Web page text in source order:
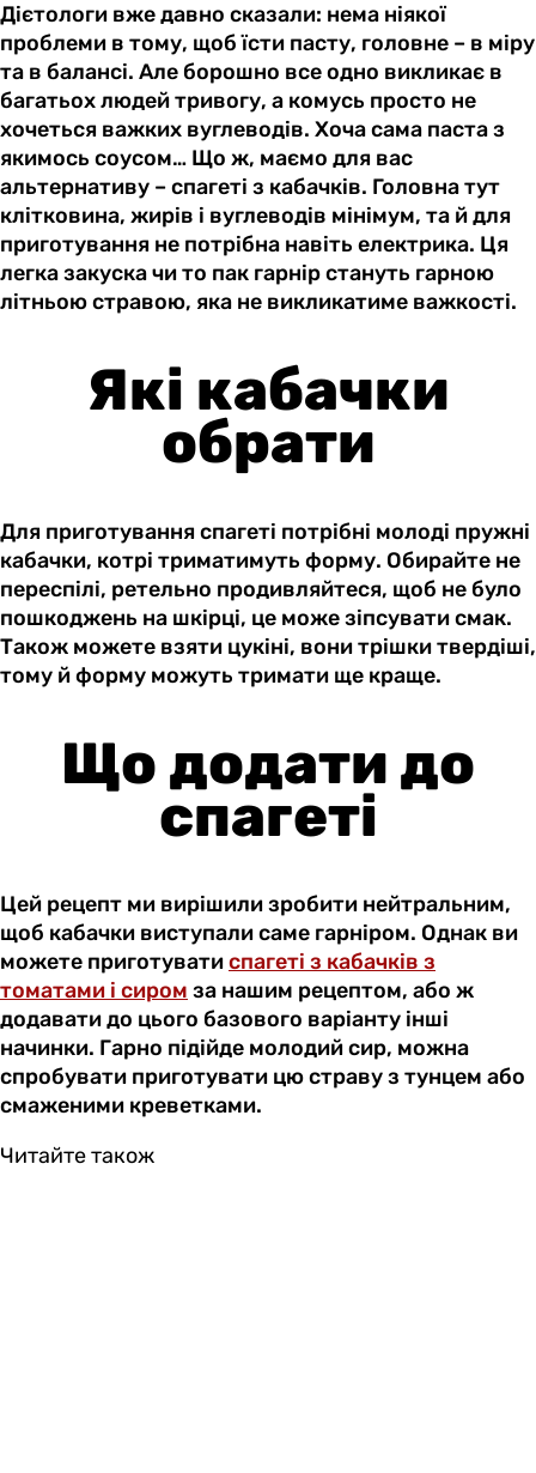
Дієтологи вже давно сказали: нема ніякої
проблеми в тому, щоб їсти пасту, головне – в міру
та в балансі. Але борошно все одно викликає в
багатьох людей тривогу, а комусь просто не
хочеться важких вуглеводів. Хоча сама паста з
якимось соусом… Що ж, маємо для вас
альтернативу – спагеті з кабачків. Головна тут
клітковина, жирів і вуглеводів мінімум, та й для
приготування не потрібна навіть електрика. Ця
легка закуска чи то пак гарнір стануть гарною
літньою стравою, яка не викликатиме важкості.
Які кабачки
обрати
Для приготування спагеті потрібні молоді пружні
кабачки, котрі триматимуть форму. Обирайте не
переспілі, ретельно продивляйтеся, щоб не було
пошкоджень на шкірці, це може зіпсувати смак.
Також можете взяти цукіні, вони трішки твердіші,
тому й форму можуть тримати ще краще.
Що додати до
спагеті
Цей рецепт ми вирішили зробити нейтральним,
щоб кабачки виступали саме гарніром. Однак ви
можете приготуватиспагеті з кабачків з
томатами і сиром за нашим рецептом, або ж
додавати до цього базового варіанту інші
начинки. Гарно підійде молодий сир, можна
спробувати приготувати цю страву з тунцем або
смаженими креветками.
Читайте також